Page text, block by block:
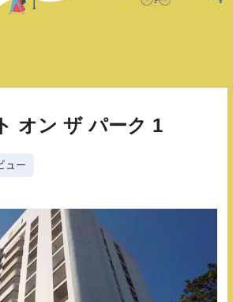
オン ザ パーク 1
ュー